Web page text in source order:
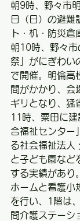
朝9時、野々市
日（日）の避難
ト・机・防災倉
朝10時、野々市
祭」がにぎわい
で開催。明倫高
間がかかり、会
ギリとなり、猛
11時、粟田に
合福祉センター
る社会福祉法人
と子ども園など
する実績があり
ホームと看護小
を行い、1階は
問介護ステーシ